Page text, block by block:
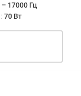
– 17000 Гц
70 Вт